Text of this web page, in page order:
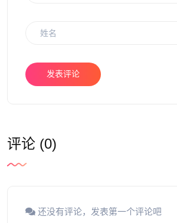
发表评论
评论 (0)
还没有评论，发表第一个评论吧